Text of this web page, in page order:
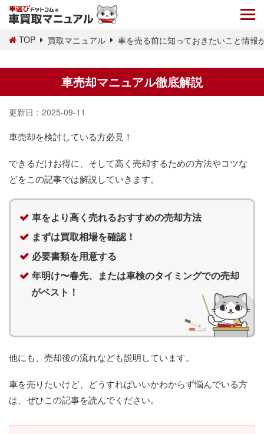
TOP 買取マニュアル 車を売る前に知っておきたいこと情報
車売却マニュアル徹底解説
更新日： 2025-09-11
車売却を検討している方必見！
できるだけお得に、そして高く売却するための方法やコツな
どをこの記事では解説していきます。
車をより高く売れるおすすめの売却方法
まずは買取相場を確認！
必要書類を用意する
年明け〜春先、または車検のタイミングでの売却
がベスト！
他にも、売却後の流れなども説明しています。
車を売りたいけど、どうすればいいかわからず悩んでいる方
は、ぜひこの記事を読んでください。